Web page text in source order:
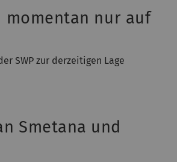
momentan nur auf
SWP zur derzeitigen Lage
Smetana und